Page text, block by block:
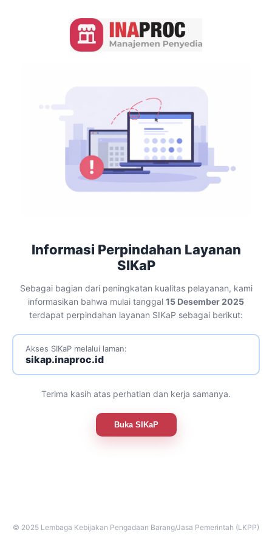
Informasi Perpindahan Layanan
SIKaP
Sebagai bagian dari peningkatan kualitas pelayanan, kami
informasikan bahwa mulai tanggal 15 Desember 2025
terdapat perpindahan layanan SIKaP sebagai berikut:
Akses SIKaP melalui laman:
sikap.inaproc.id
Terima kasih atas perhatian dan kerja samanya.
Buka SIKaP
© 2025 Lembaga Kebijakan Pengadaan Barang/Jasa Pemerintah (LKPP)